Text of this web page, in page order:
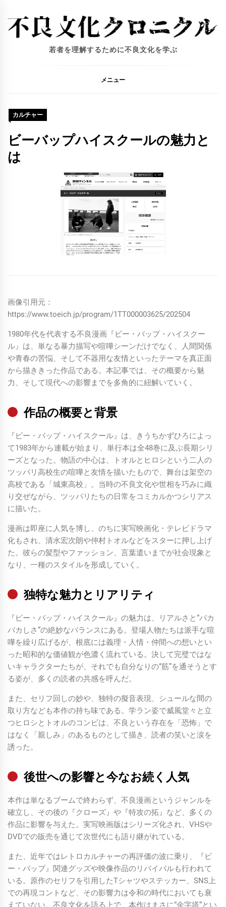
若者を理解するために不良文化を学ぶ
メニュー
カルチャー
ビーバップハイスクールの魅力と
は
画像引用元：
https://www.toeich.jp/program/1TT000003625/202504
1980年代を代表する不良漫画『ビー・バップ・ハイスクー
ル』は、単なる暴力描写や喧嘩シーンだけでなく、人間関係
や青春の苦悩、そして不器用な友情といったテーマを真正面
から描ききった作品である。本記事では、その概要から魅
力、そして現代への影響までを多角的に紐解いていく。
作品の概要と背景
『ビー・バップ・ハイスクール』は、きうちかずひろによっ
て1983年から連載が始まり、単行本は全48巻に及ぶ長期シリ
ーズとなった。物語の中心は、トオルとヒロシという二人の
ツッパリ高校生の喧嘩と友情を描いたもので、舞台は架空の
高校である「城東高校」。当時の不良文化や世相を巧みに織
り交ぜながら、ツッパリたちの日常をコミカルかつシリアス
に描いた。
漫画は即座に人気を博し、のちに実写映画化・テレビドラマ
化もされ、清水宏次朗や仲村トオルなどをスターに押し上げ
た。彼らの髪型やファッション、言葉遣いまでが社会現象と
なり、一種のスタイルを形成していく。
独特な魅力とリアリティ
『ビー・バップ・ハイスクール』の魅力は、リアルさと“バカ
バカしさ”の絶妙なバランスにある。登場人物たちは派手な喧
嘩を繰り広げるが、根底には義理・人情・仲間への想いとい
った昭和的な価値観が色濃く流れている。決して完璧ではな
いキャラクターたちが、それでも自分なりの“筋”を通そうとす
る姿が、多くの読者の共感を呼んだ。
また、セリフ回しの妙や、独特の擬音表現、シュールな間の
取り方なども本作の持ち味である。学ラン姿で威風堂々と立
つヒロシとトオルのコンビは、不良という存在を「恐怖」で
はなく「親しみ」のあるものとして描き、読者の笑いと涙を
誘った。
後世への影響と今なお続く人気
本作は単なるブームで終わらず、不良漫画というジャンルを
確立し、その後の『クローズ』や『特攻の拓』など、多くの
作品に影響を与えた。実写映画版はシリーズ化され、VHSや
DVDでの販売を通じて次世代にも語り継がれている。
また、近年ではレトロカルチャーの再評価の波に乗り、『ビ
ー・バップ』関連グッズや映像作品のリバイバルも行われて
いる。原作のセリフを引用したTシャツやステッカー、SNS上
での再現コントなど、その影響力は令和の時代においても衰
えていない。不良文化を語る上で、本作はまさに“金字塔”とい